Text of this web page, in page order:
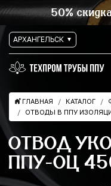
50%
АРХАНГЕЛЬСК
ГЛАВНАЯ КАТАЛОГ
ОТВОДЫ В ППУ
ОТВОД
ППУ-ОЦ